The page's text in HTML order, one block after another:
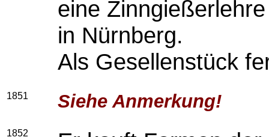
eine
in Nürnberg.
Als Gesellenstück
1851 Siehe Anmerkung!
1852